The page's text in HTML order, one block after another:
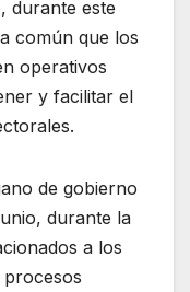
durante este
común que los
operativos
y facilitar el
de gobierno
durante la
a los
procesos